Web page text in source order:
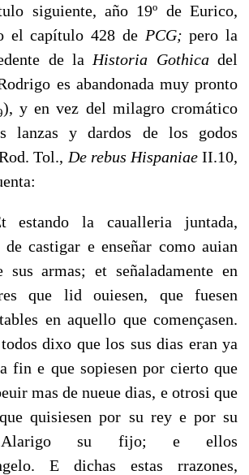
año 19º de Eurico,
el capítulo 428 de PCG;pero la
de la Historia Gothicadel
es aban­donada muy pronto
), y en vez del milagro cromático
lanzas y dardos de los godos
Tol., De rebus HispaniaeII.10,
la caualleria juntada,
de castigar e enseñar como auian
sus armas; et señaladamente en
que lid ouiesen, que fuesen
en aquello que començasen.
dixo que los sus dias eran ya
fin e que sopiesen por cierto que
mas de nueue dias, e otrosi que
quisiesen por su rey e por su
Alarigo su fijo; e ellos
E dichas estas rrazones,